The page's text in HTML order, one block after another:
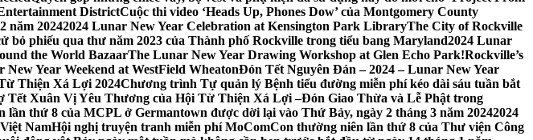
DistrictCuộc thi video ‘Heads Up, Phones Dow’ của Montgomery County
năm 20242024 Lunar New Year Celebration at Kensington Park LibraryThe City of Rockville
bỏ phiếu qua thư năm 2023 của Thành phố Rockville trong tiểu bang Maryland2024 Lunar
the World BazaarThe Lunar New Year Drawing Workshop at Glen Echo Park!Rockville’s
New Year Weekend at WestField WheatonĐón Tết Nguyên Đán – 2024 – Lunar New Year
Thiện Xá Lợi 2024Chương trình Tự quản lý Bệnh tiểu đường miễn phí kéo dài sáu tuần bắt
Tết Xuân Vị Yêu Thương của Hội Từ Thiện Xá Lợi –Đón Giao Thừa và Lễ Phật trong
thứ 8 của MCPL ở Germantown được dời lại vào Thứ Bảy, ngày 2 tháng 3 năm 20242024
NamHội nghị truyện tranh miễn phí MoComCon thường niên lần thứ 8 của Thư viện Công